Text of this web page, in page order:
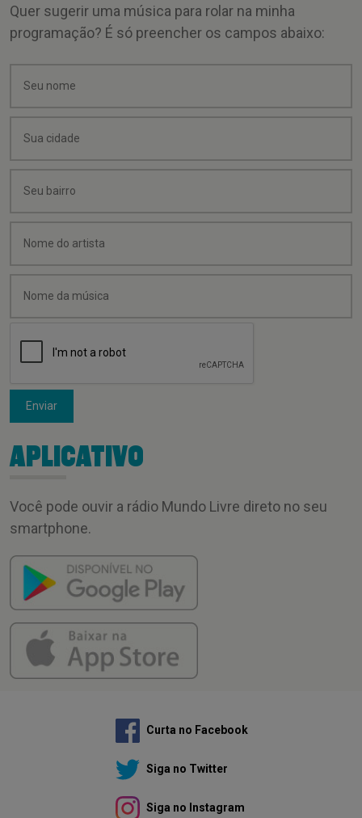
Quer sugerir uma música para rolar na minha
programação? É só preencher os campos abaixo:
Enviar
APLICATIVO
Você pode ouvir a rádio Mundo Livre direto no seu
smartphone.
Curta no Facebook
Siga no Twitter
Siga no Instagram